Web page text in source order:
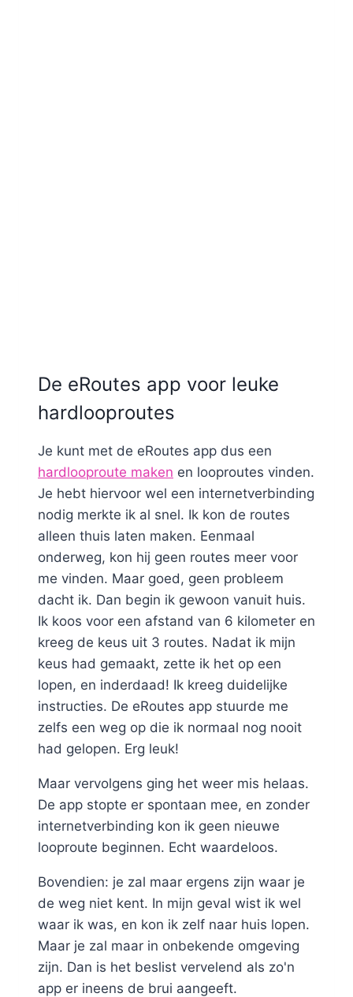
De eRoutes app voor leuke
hardlooproutes
Je kunt met de eRoutes app dus een
hardlooproute maken en looproutes vinden.
Je hebt hiervoor wel een internetverbinding
nodig merkte ik al snel. Ik kon de routes
alleen thuis laten maken. Eenmaal
onderweg, kon hij geen routes meer voor
me vinden. Maar goed, geen probleem
dacht ik. Dan begin ik gewoon vanuit huis.
Ik koos voor een afstand van 6 kilometer en
kreeg de keus uit 3 routes. Nadat ik mijn
keus had gemaakt, zette ik het op een
lopen, en inderdaad! Ik kreeg duidelijke
instructies. De eRoutes app stuurde me
zelfs een weg op die ik normaal nog nooit
had gelopen. Erg leuk!
Maar vervolgens ging het weer mis helaas.
De app stopte er spontaan mee, en zonder
internetverbinding kon ik geen nieuwe
looproute beginnen. Echt waardeloos.
Bovendien: je zal maar ergens zijn waar je
de weg niet kent. In mijn geval wist ik wel
waar ik was, en kon ik zelf naar huis lopen.
Maar je zal maar in onbekende omgeving
zijn. Dan is het beslist vervelend als zo'n
app er ineens de brui aangeeft.